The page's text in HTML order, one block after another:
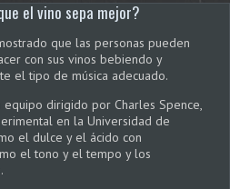
el vino sepa mejor?
que las personas pueden
con sus vinos bebiendo y
el tipo de música adecuado.
dirigido por Charles Spence,
en la Universidad de
el dulce y el ácido con
el tono y el tempo y los